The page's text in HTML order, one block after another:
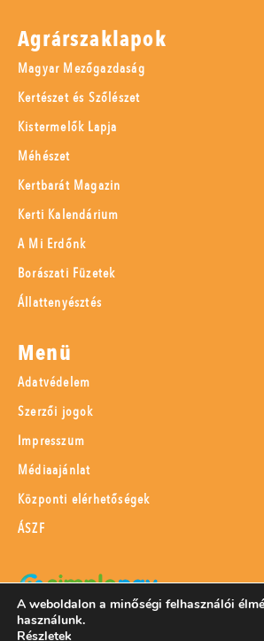
Agrárszaklapok
Magyar Mezőgazdaság
Kertészet és Szőlészet
Kistermelők Lapja
Méhészet
Kertbarát Magazin
Kerti Kalendárium
A Mi Erdőnk
Borászati Füzetek
Állattenyésztés
Menü
Adatvédelem
Szerzői jogok
Impresszum
Médiaajánlat
Központi elérhetőségek
ÁSZF
SimplePay adattovábbítási nyilatkozat
A weboldalon a minőségi felhasználói
használunk.
Részletek